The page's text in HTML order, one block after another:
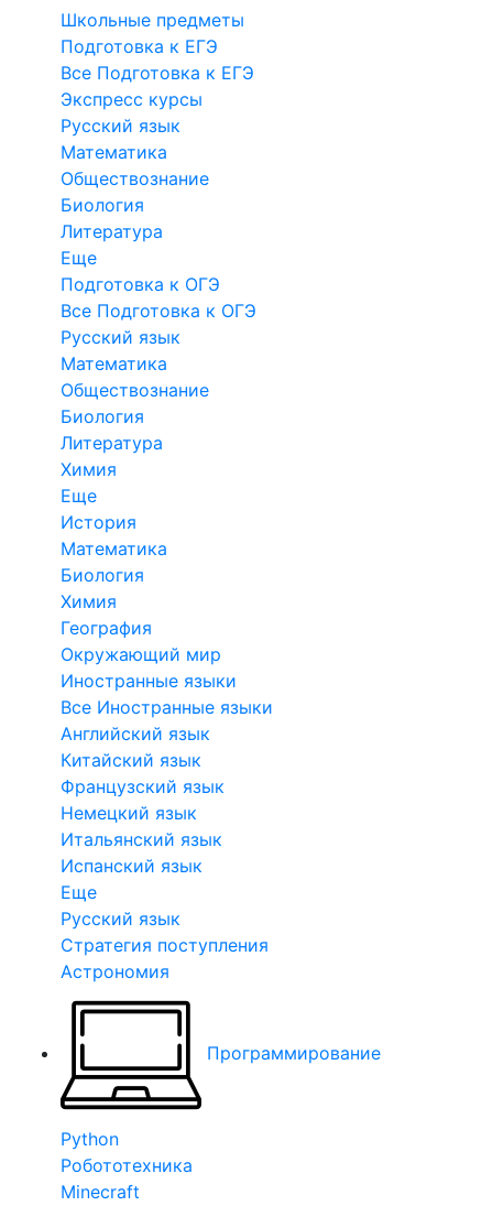
Школьные предметы
Подготовка к ЕГЭ
Все Подготовка к ЕГЭ
Экспресс курсы
Русский язык
Математика
Обществознание
Биология
Литература
Еще
Подготовка к ОГЭ
Все Подготовка к ОГЭ
Русский язык
Математика
Обществознание
Биология
Литература
Химия
Еще
История
Математика
Биология
Химия
География
Окружающий мир
Иностранные языки
Все Иностранные языки
Английский язык
Китайский язык
Французский язык
Немецкий язык
Итальянский язык
Испанский язык
Еще
Русский язык
Стратегия поступления
Астрономия
Программирование
Python
Робототехника
Minecraft